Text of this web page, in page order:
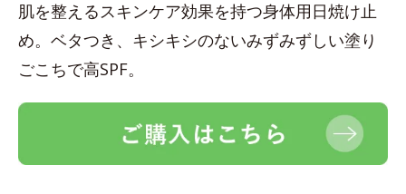
肌を整えるスキンケア効果を持つ身体用日焼け止
め。ベタつき、キシキシのないみずみずしい塗り
ごこちで高SPF。